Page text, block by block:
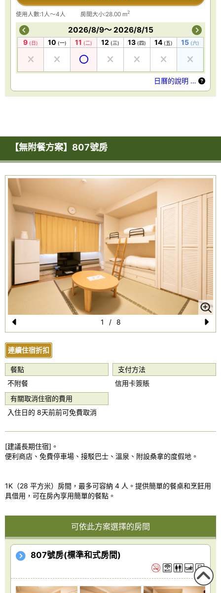
使用人數:1人～4人 房間大小:28.00 m2
2026/8/9～ 2026/8/15
9 (日) 10 (一) 11 (二) 12 (三) 13 (四) 14 (五) 15 (六)
日曆的說明 …
【無附餐方案】807號房
Pr
e
vi
o
u
s
N
xt
1 / 8
連續住宿折扣
餐點
不附餐
支付方法
信用卡簽賬
有關取消住宿的費用
入住日的 8天前前可免費取消
[建議長期住宿]。
便利商店、免費停車場、接駁巴士、溫泉、附設桑拿的度假地。
1K（28 平方米）房間，最多可容納 4 人。提供簡單的餐桌和烹飪用
具借用，可在房內享用簡單的餐點。
可依此方案選擇的房間
807號房(標準和式房間)
回到